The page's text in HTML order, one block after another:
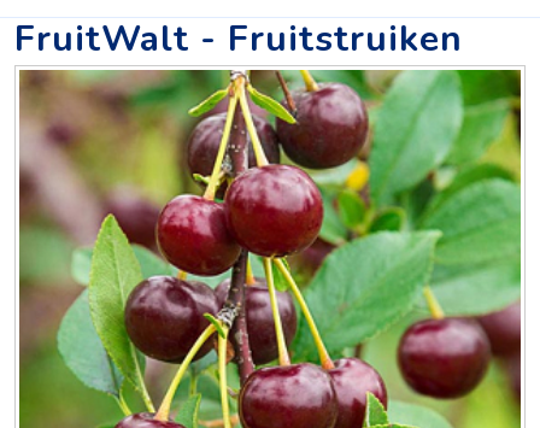
FruitWalt - Fruitstruiken